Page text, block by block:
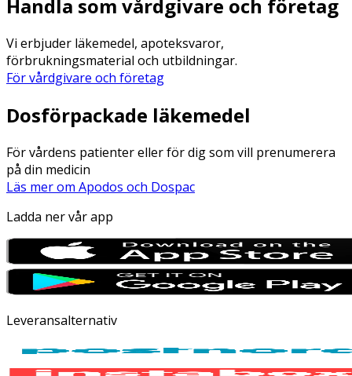
Handla som vårdgivare och företag
Vi erbjuder läkemedel, apoteksvaror,
förbrukningsmaterial och utbildningar.
För vårdgivare och företag
Dosförpackade läkemedel
För vårdens patienter eller för dig som vill prenumerera
på din medicin
Läs mer om Apodos och Dospac
Ladda ner vår app
Leveransalternativ